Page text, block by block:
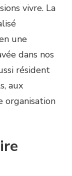
vivre. La
une
dans nos
résident
aux
organisation